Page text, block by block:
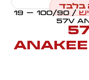
בלבד
/ 100/90 – 19
57V
100/90